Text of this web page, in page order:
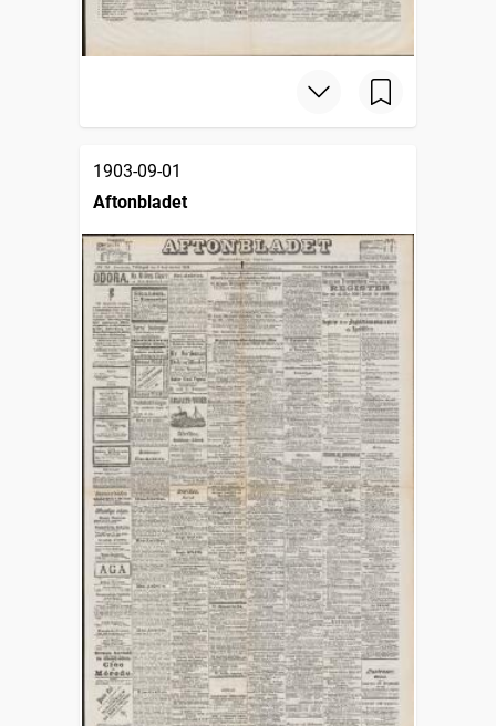
1903-09-01
Aftonbladet